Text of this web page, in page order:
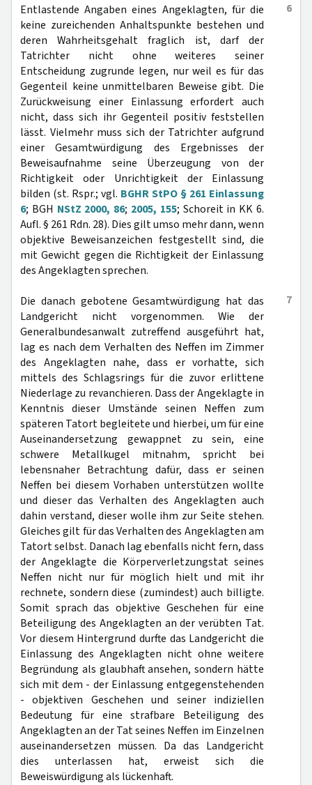
6
Entlastende Angaben eines Angeklagten, für die
keine zureichenden Anhaltspunkte bestehen und
deren Wahrheitsgehalt fraglich ist, darf der
Tatrichter nicht ohne weiteres seiner
Entscheidung zugrunde legen, nur weil es für das
Gegenteil keine unmittelbaren Beweise gibt. Die
Zurückweisung einer Einlassung erfordert auch
nicht, dass sich ihr Gegenteil positiv feststellen
lässt. Vielmehr muss sich der Tatrichter aufgrund
einer Gesamtwürdigung des Ergebnisses der
Beweisaufnahme seine Überzeugung von der
Richtigkeit oder Unrichtigkeit der Einlassung
bilden (st. Rspr.; vgl. BGHR StPO § 261 Einlassung
6; BGH NStZ 2000, 86; 2005, 155; Schoreit in KK 6.
Aufl. § 261 Rdn. 28). Dies gilt umso mehr dann, wenn
objektive Beweisanzeichen festgestellt sind, die
mit Gewicht gegen die Richtigkeit der Einlassung
des Angeklagten sprechen.
7
Die danach gebotene Gesamtwürdigung hat das
Landgericht nicht vorgenommen. Wie der
Generalbundesanwalt zutreffend ausgeführt hat,
lag es nach dem Verhalten des Neffen im Zimmer
des Angeklagten nahe, dass er vorhatte, sich
mittels des Schlagsrings für die zuvor erlittene
Niederlage zu revanchieren. Dass der Angeklagte in
Kenntnis dieser Umstände seinen Neffen zum
späteren Tatort begleitete und hierbei, um für eine
Auseinandersetzung gewappnet zu sein, eine
schwere Metallkugel mitnahm, spricht bei
lebensnaher Betrachtung dafür, dass er seinen
Neffen bei diesem Vorhaben unterstützen wollte
und dieser das Verhalten des Angeklagten auch
dahin verstand, dieser wolle ihm zur Seite stehen.
Gleiches gilt für das Verhalten des Angeklagten am
Tatort selbst. Danach lag ebenfalls nicht fern, dass
der Angeklagte die Körperverletzungstat seines
Neffen nicht nur für möglich hielt und mit ihr
rechnete, sondern diese (zumindest) auch billigte.
Somit sprach das objektive Geschehen für eine
Beteiligung des Angeklagten an der verübten Tat.
Vor diesem Hintergrund durfte das Landgericht die
Einlassung des Angeklagten nicht ohne weitere
Begründung als glaubhaft ansehen, sondern hätte
sich mit dem - der Einlassung entgegenstehenden
- objektiven Geschehen und seiner indiziellen
Bedeutung für eine strafbare Beteiligung des
Angeklagten an der Tat seines Neffen im Einzelnen
auseinandersetzen müssen. Da das Landgericht
dies unterlassen hat, erweist sich die
Beweiswürdigung als lückenhaft.